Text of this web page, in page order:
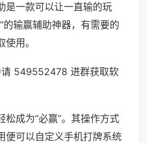
是一款可以让一直输的玩
的输赢辅助神器，有需要的
用。
549552478 进群获取软
成为“必赢”。其操作方式
便可以自定义手机打牌系统